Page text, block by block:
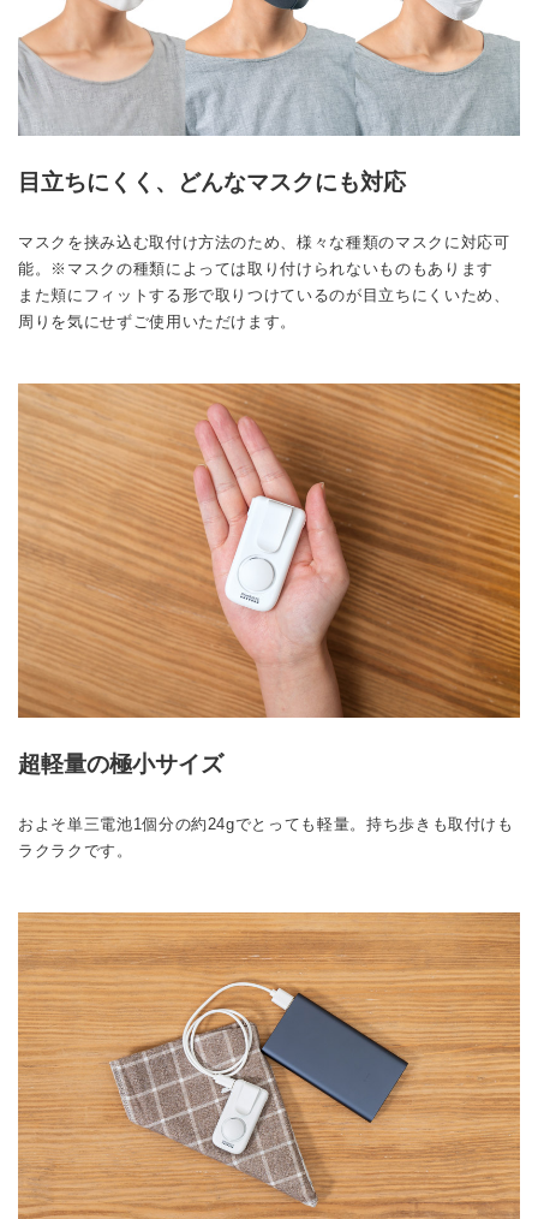
目立ちにくく、どんなマスクにも対応
マスクを挟み込む取付け方法のため、様々な種類のマスクに対応可
能。※マスクの種類によっては取り付けられないものもあります
また頬にフィットする形で取りつけているのが目立ちにくいため、
周りを気にせずご使用いただけます。
超軽量の極小サイズ
およそ単三電池1個分の約24gでとっても軽量。持ち歩きも取付けも
ラクラクです。